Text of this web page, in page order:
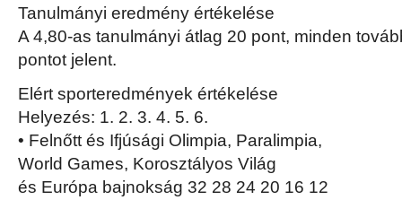
Tanulmányi eredmény értékelése
A 4,80-as tanulmányi átlag 20 pont, minden
pontot jelent.
Elért sporteredmények értékelése
Helyezés: 1. 2. 3. 4. 5. 6.
• Felnőtt és Ifjúsági Olimpia, Paralimpia,
World Games, Korosztályos Világ
és Európa bajnokság 32 28 24 20 16 12